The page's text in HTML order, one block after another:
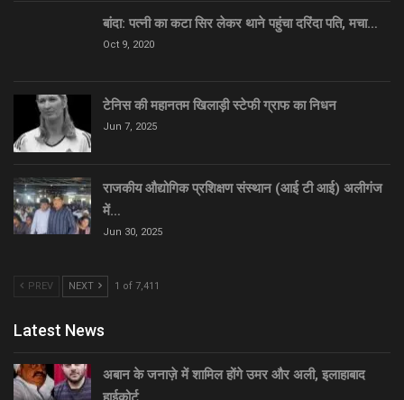
बांदा: पत्नी का कटा सिर लेकर थाने पहुंचा दरिंदा पति, मचा…
Oct 9, 2020
टेनिस की महानतम खिलाड़ी स्टेफी ग्राफ का निधन
Jun 7, 2025
राजकीय औद्योगिक प्रशिक्षण संस्थान (आई टी आई) अलीगंज
में…
Jun 30, 2025
PREV NEXT 1 of 7,411
Latest News
अबान के जनाज़े में शामिल होंगे उमर और अली, इलाहाबाद